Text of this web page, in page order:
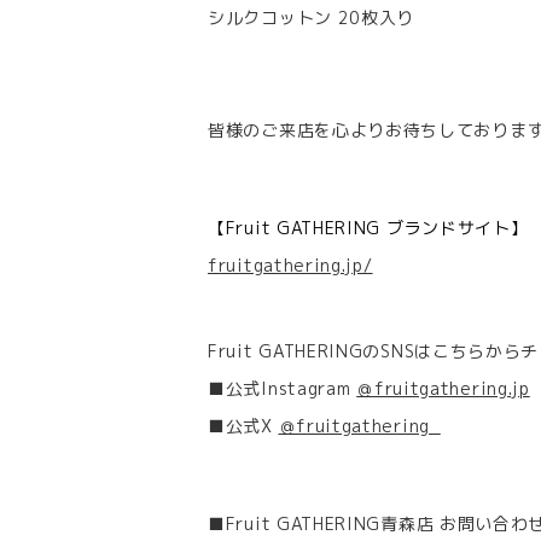
シルクコットン 20枚入り
皆様のご来店を心よりお待ちしております
【Fruit GATHERING ブランドサイト】
fruitgathering.jp/
Fruit GATHERINGのSNSはこちらから
■公式Instagram ＠fruitgathering.jp
■公式X ＠fruitgathering_
■Fruit GATHERING青森店 お問い合わ